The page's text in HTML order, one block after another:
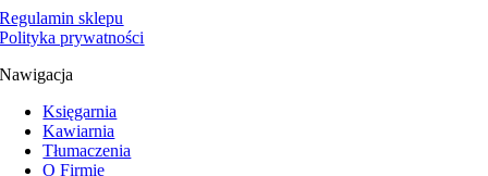
Regulamin sklepu
Polityka prywatności
Nawigacja
Księgarnia
Kawiarnia
Tłumaczenia
O Firmie